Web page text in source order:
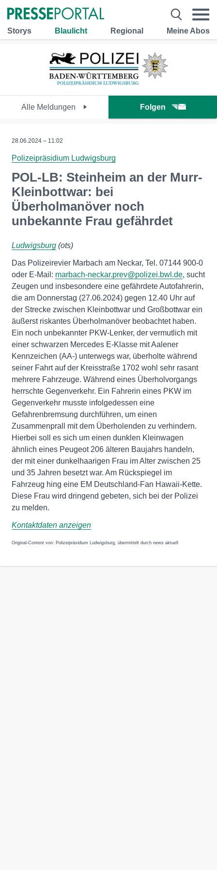
Storys Blaulicht Regional Meine Abos
Alle Meldungen Folgen
28.06.2024 – 11:02
Polizeipräsidium Ludwigsburg
POL-LB: Steinheim an der Murr-
Kleinbottwar: bei
Überholmanöver noch
unbekannte Frau gefährdet
Ludwigsburg (ots)
Das Polizeirevier Marbach am Neckar, Tel. 07144 900-0
oder E-Mail: marbach-neckar.prev@polizei.bwl.de, sucht
Zeugen und insbesondere eine gefährdete Autofahrerin,
die am Donnerstag (27.06.2024) gegen 12.40 Uhr auf
der Strecke zwischen Kleinbottwar und Großbottwar ein
äußerst riskantes Überholmanöver beobachtet haben.
Ein noch unbekannter PKW-Lenker, der vermutlich mit
einer schwarzen Mercedes E-Klasse mit Aalener
Kennzeichen (AA-) unterwegs war, überholte während
seiner Fahrt auf der Kreisstraße 1702 wohl sehr rasant
mehrere Fahrzeuge. Während eines Überholvorgangs
herrschte Gegenverkehr. Ein Fahrerin eines PKW im
Gegenverkehr musste infolgedessen eine
Gefahrenbremsung durchführen, um einen
Zusammenprall mit dem Überholenden zu verhindern.
Hierbei soll es sich um einen dunklen Kleinwagen
ähnlich eines Peugeot 206 älteren Baujahrs handeln,
der mit einer dunkelhaarigen Frau im Alter zwischen 25
und 35 Jahren besetzt war. Am Rückspiegel im
Fahrzeug hing eine EM Deutschland-Fan Hawaii-Kette.
Diese Frau wird dringend gebeten, sich bei der Polizei
zu melden.
Kontaktdaten anzeigen
Original-Content von: Polizeipräsidium Ludwigsburg, übermittelt durch news aktuell